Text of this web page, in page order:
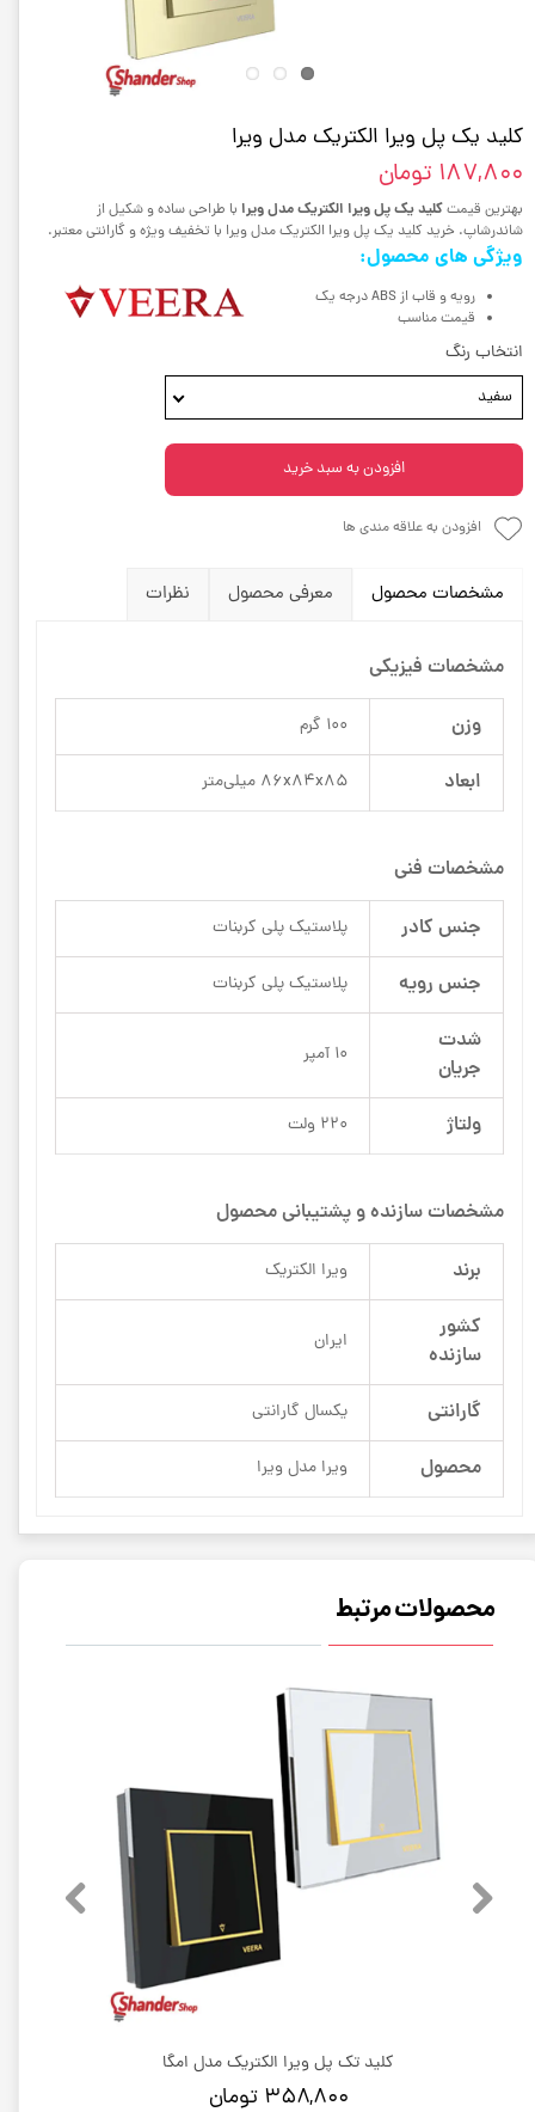
کلید یک پل ویرا الکتریک مدل ویرا
۱۸۷,۸۰۰ تومان
بهترین قیمتکلید یک پل ویرا الکتریک مدل ویرا با طراحی ساده و شکیل از
شاندرشاپ. خرید کلید یک پل ویرا الکتریک مدل ویرا با تخفیف ویژه و گارانتی معتبر.
ویژگی های محصول:
رویه و قاب از ABS درجه یک
قیمت مناسب
انتخاب رنگ
سفید
افزودن به سبد خرید
افزودن به علاقه مندی ها
مشخصات محصول معرفی محصول نظرات
مشخصات فیزیکی
وزن 100 گرم
ابعاد 86x84x85 میلی‌متر
مشخصات فنی
جنس کادر پلاستیک پلی کربنات
جنس رویه پلاستیک پلی کربنات
شدت
جریان
10 آمپر
ولتاژ 220 ولت
مشخصات سازنده و پشتیبانی محصول
برند ویرا الکتریک
کشور
سازنده
ایران
گارانتی یکسال گارانتی
محصول ویرا مدل ویرا
محصولات مرتبط
کلید تک پل ویرا الکتریک مدل امگا
۳۵۸,۸۰۰ تومان